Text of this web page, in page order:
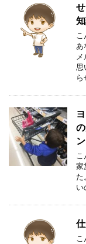
こ
あ
思
こ
家
た
い
こ